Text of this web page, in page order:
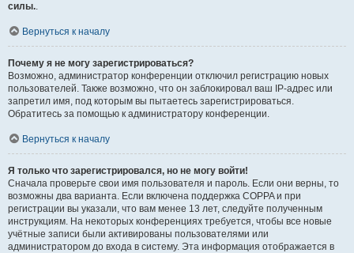
силы..
Вернуться к началу
Почему я не могу зарегистрироваться?
Возможно, администратор конференции отключил регистрацию новых
пользователей. Также возможно, что он заблокировал ваш IP-адрес или
запретил имя, под которым вы пытаетесь зарегистрироваться.
Обратитесь за помощью к администратору конференции.
Вернуться к началу
Я только что зарегистрировался, но не могу войти!
Сначала проверьте свои имя пользователя и пароль. Если они верны, то
возможны два варианта. Если включена поддержка COPPA и при
регистрации вы указали, что вам менее 13 лет, следуйте полученным
инструкциям. На некоторых конференциях требуется, чтобы все новые
учётные записи были активированы пользователями или
администратором до входа в систему. Эта информация отображается в